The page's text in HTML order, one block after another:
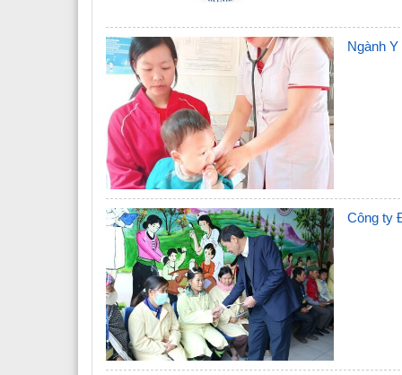
Phòng kế hoạch tài chính
Phòng nghiệp vụ y
Phòng nghiệp vụ dược
Phòng bảo trợ - trẻ em và
Đảng bộ Sở y tế
Đoàn Thanh Niên
Ngành
Công ty